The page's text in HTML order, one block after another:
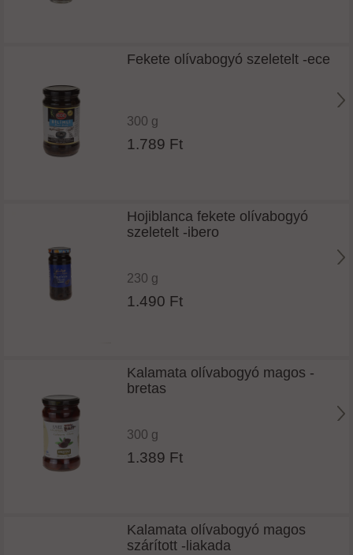
Fekete olívabogyó szeletelt -ece
300 g
1.789 Ft
Hojiblanca fekete olívabogyó
szeletelt -ibero
230 g
1.490 Ft
Kalamata olívabogyó magos -
bretas
300 g
1.389 Ft
Kalamata olívabogyó magos
szárított -liakada